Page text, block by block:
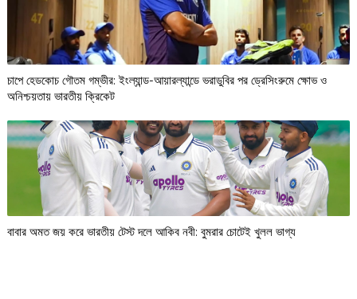
চাপে হেডকোচ গৌতম গম্ভীর: ইংল্যান্ড-আয়ারল্যান্ডে ভরাডুবির পর ড্রেসিংরুমে ক্ষোভ ও
অনিশ্চয়তায় ভারতীয় ক্রিকেট
বাবার অমত জয় করে ভারতীয় টেস্ট দলে আকিব নবী: বুমরার চোটেই খুলল ভাগ্য